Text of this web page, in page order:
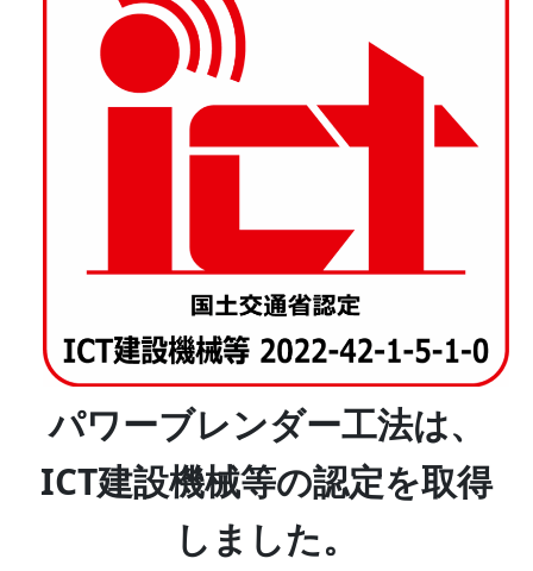
パワーブレンダー工法は、
ICT建設機械等の認定を取得
しました。